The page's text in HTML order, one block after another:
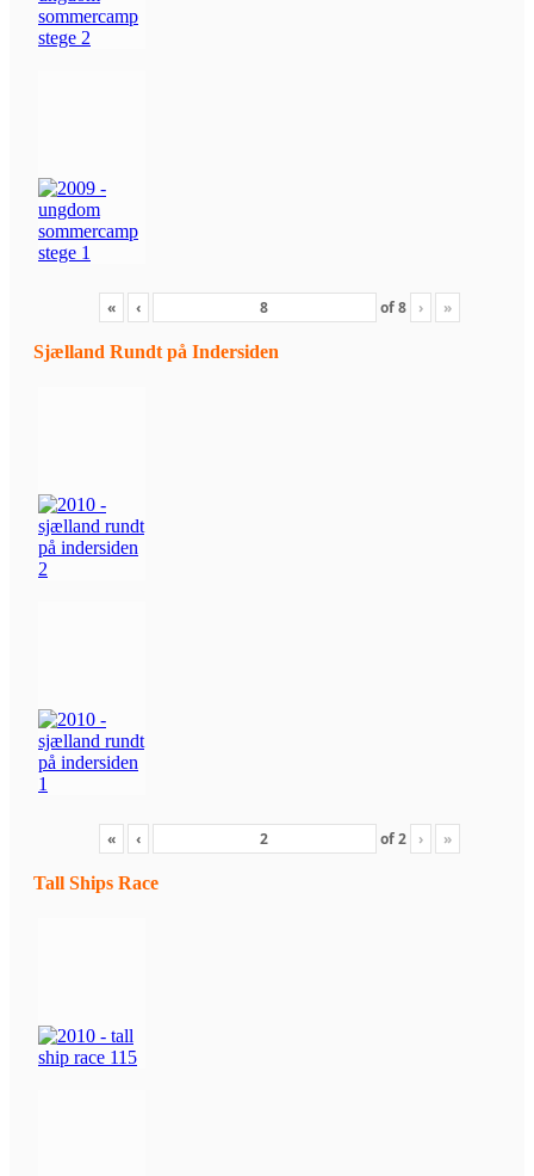
« ‹ of8 › »
Sjælland Rundt på Indersiden
« ‹ of2 › »
Tall Ships Race